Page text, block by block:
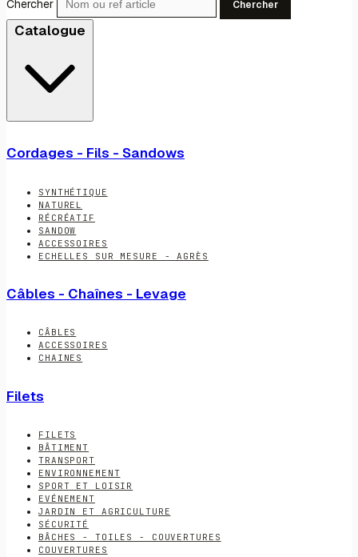
Chercher Chercher
Catalogue
Cordages - Fils - Sandows
SYNTHÉTIQUE
NATUREL
RÉCRÉATIF
SANDOW
ACCESSOIRES
ECHELLES SUR MESURE - AGRÈS
Câbles - Chaînes - Levage
CÂBLES
ACCESSOIRES
CHAINES
Filets
FILETS
BÂTIMENT
TRANSPORT
ENVIRONNEMENT
SPORT ET LOISIR
EVÉNEMENT
JARDIN ET AGRICULTURE
SÉCURITÉ
BÂCHES - TOILES - COUVERTURES
COUVERTURES